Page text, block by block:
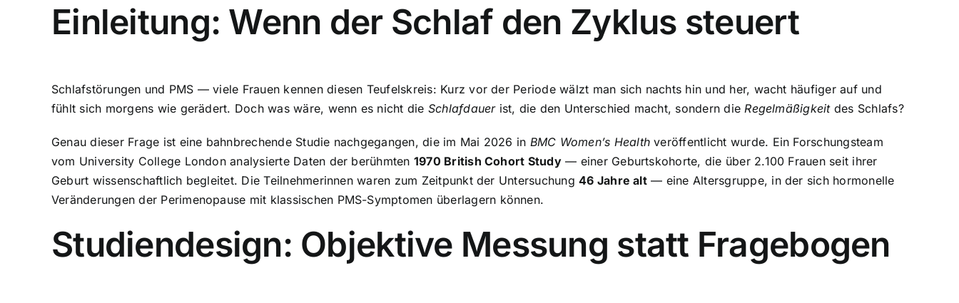
Einleitung: Wenn der Schlaf den Zyklus steuert
Schlafstörungen und PMS — viele Frauen kennen diesen Teufelskreis: Kurz vor der Periode wälzt man sich nachts hin und her, wacht häufiger auf und
fühlt sich morgens wie gerädert. Doch was wäre, wenn es nicht die Schlafdauerist, die den Unterschied macht, sondern die Regelmäßigkeitdes Schlafs?
Genau dieser Frage ist eine bahnbrechende Studie nachgegangen, die im Mai 2026 in BMC Women’s Health veröffentlicht wurde. Ein Forschungsteam
vom University College London analysierte Daten der berühmten 1970 British Cohort Study— einer Geburtskohorte, die über 2.100 Frauen seit ihrer
Geburt wissenschaftlich begleitet. Die Teilnehmerinnen waren zum Zeitpunkt der Untersuchung46 Jahre alt— eine Altersgruppe, in der sich hormonelle
Veränderungen der Perimenopause mit klassischen PMS-Symptomen überlagern können.
Studiendesign: Objektive Messung statt Fragebogen